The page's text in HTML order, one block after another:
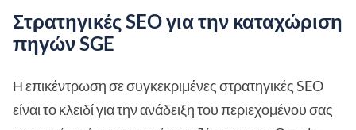
Στρατηγικές SEO για την καταχώριση
πηγών SGE
Η επικέντρωση σε συγκεκριμένες στρατηγικές SEO
είναι το κλειδί για την ανάδειξη του περιεχομένου σας